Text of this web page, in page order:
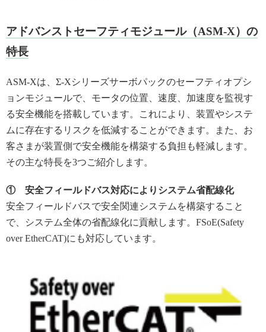
アドバンストセーフティモジュール（ASM-X）の
特長
ASM-Xは、Σ-Xシリーズサーボパックのセーフティオプシ
ョンモジュールで、モータの位置、速度、加速度を監視す
る安全機能を搭載しています。これにより、装置やシステ
ムに存在するリスクを低減することができます。また、お
客さまが装置側で安全機能を構築する負担も軽減します。
その主な特長を3つご紹介します。
① 安全フィールドバス対応によりシステム省配線化
安全フィールドバスで安全関連システムを構築すること
で、システム全体の省配線化に貢献します。FSoE(Safety
over EtherCAT)にも対応しています。